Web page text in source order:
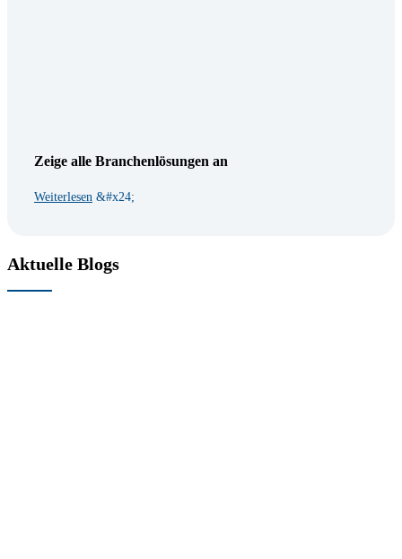
Zeige alle Branchenlösungen an
Weiterlesen
Aktuelle Blogs